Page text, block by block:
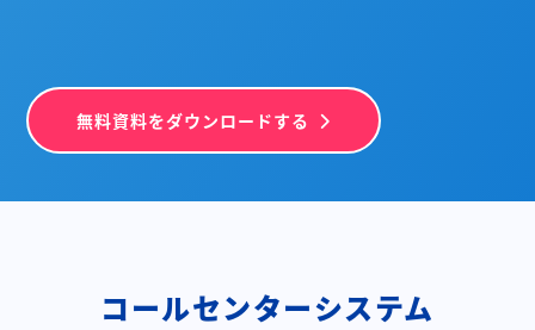
無料資料をダウンロードする
コールセンターシステム